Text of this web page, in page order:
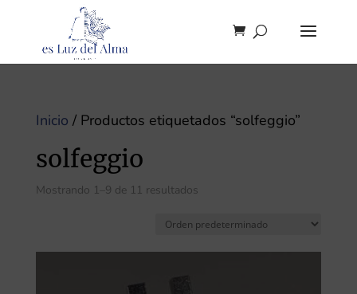
Inicio / Productos etiquetados “solfeggio”
solfeggio
Mostrando 1–9 de 11 resultados